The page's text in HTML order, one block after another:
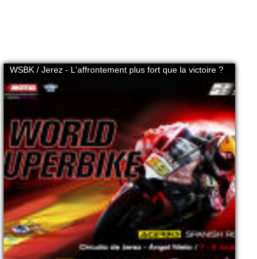
WSBK / Jerez - L'affrontement plus fort que la victoire ?